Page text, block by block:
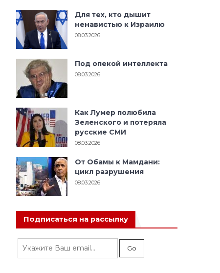
Для тех, кто дышит
ненавистью к Израилю
08.03.2026
Под опекой интеллекта
08.03.2026
Как Лумер полюбила
Зеленского и потеряла
русские СМИ
08.03.2026
От Обамы к Мамдани:
цикл разрушения
08.03.2026
Подписаться на рассылку